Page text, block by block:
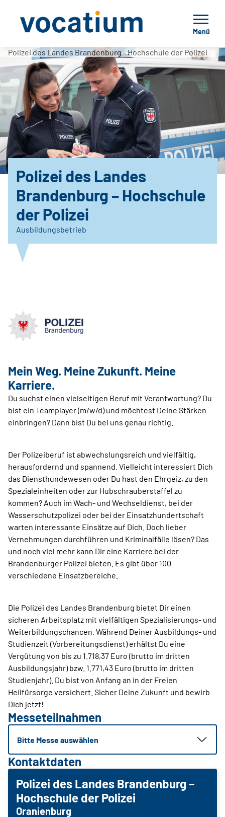
Menü
Polizei des Landes Brandenburg - Hochschule der Polizei
Polizei des Landes
Brandenburg – Hochschule
der Polizei
Ausbildungsbetrieb
Mein Weg. Meine Zukunft. Meine
Karriere.
Du suchst einen vielseitigen Beruf mit Verantwortung? Du
bist ein Teamplayer (m/w/d) und möchtest Deine Stärken
einbringen? Dann bist Du bei uns genau richtig.
Der Polizeiberuf ist abwechslungsreich und vielfältig,
herausfordernd und spannend. Vielleicht interessiert Dich
das Diensthundewesen oder Du hast den Ehrgeiz, zu den
Spezialeinheiten oder zur Hubschrauberstaffel zu
kommen? Auch im Wach- und Wechseldienst, bei der
Wasserschutzpolizei oder bei der Einsatzhundertschaft
warten interessante Einsätze auf Dich. Doch lieber
Vernehmungen durchführen und Kriminalfälle lösen? Das
und noch viel mehr kann Dir eine Karriere bei der
Brandenburger Polizei bieten. Es gibt über 100
verschiedene Einsatzbereiche.
Die Polizei des Landes Brandenburg bietet Dir einen
sicheren Arbeitsplatz mit vielfältigen Spezialisierungs- und
Weiterbildungschancen. Während Deiner Ausbildungs- und
Studienzeit (Vorbereitungsdienst) erhältst Du eine
Vergütung von bis zu 1.718,37 Euro (brutto im dritten
Ausbildungsjahr) bzw. 1.771,43 Euro (brutto im dritten
Studienjahr). Du bist von Anfang an in der Freien
Heilfürsorge versichert. Sicher Deine Zukunft und bewirb
Dich jetzt!
Messeteilnahmen
Bitte Messe auswählen
Kontaktdaten
Polizei des Landes Brandenburg –
Hochschule der Polizei
Oranienburg